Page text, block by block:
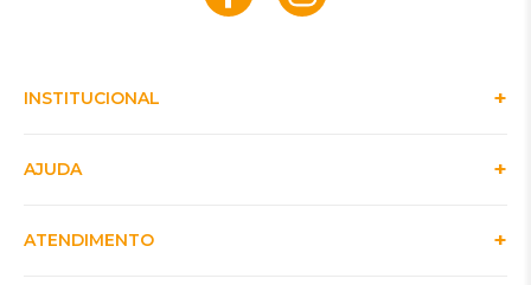
INSTITUCIONAL
AJUDA
ATENDIMENTO